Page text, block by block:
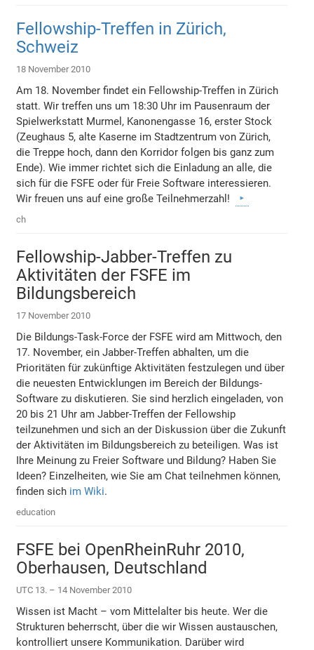
Fellowship-Treffen in Zürich,
Schweiz
18 November 2010
Am 18. November findet ein Fellowship-Treffen in Zürich
statt. Wir treffen uns um 18:30 Uhr im Pausenraum der
Spielwerkstatt Murmel, Kanonengasse 16, erster Stock
(Zeughaus 5, alte Kaserne im Stadtzentrum von Zürich,
die Treppe hoch, dann den Korridor folgen bis ganz zum
Ende). Wie immer richtet sich die Einladung an alle, die
sich für die FSFE oder für Freie Software interessieren.
Wir freuen uns auf eine große Teilnehmerzahl!
ch
Fellowship-Jabber-Treffen zu
Aktivitäten der FSFE im
Bildungsbereich
17 November 2010
Die Bildungs-Task-Force der FSFE wird am Mittwoch, den
17. November, ein Jabber-Treffen abhalten, um die
Prioritäten für zukünftige Aktivitäten festzulegen und über
die neuesten Entwicklungen im Bereich der Bildungs-
Software zu diskutieren. Sie sind herzlich eingeladen, von
20 bis 21 Uhr am Jabber-Treffen der Fellowship
teilzunehmen und sich an der Diskussion über die Zukunft
der Aktivitäten im Bildungsbereich zu beteiligen. Was ist
Ihre Meinung zu Freier Software und Bildung? Haben Sie
Ideen? Einzelheiten, wie Sie am Chat teilnehmen können,
finden sich im Wiki.
education
FSFE bei OpenRheinRuhr 2010,
Oberhausen, Deutschland
UTC 13. – 14 November 2010
Wissen ist Macht – vom Mittelalter bis heute. Wer die
Strukturen beherrscht, über die wir Wissen austauschen,
kontrolliert unsere Kommunikation. Darüber wird